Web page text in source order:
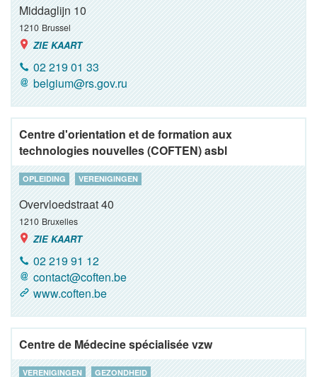
Middaglijn 10
1210 Brussel
ZIE KAART
02 219 01 33
belgium@rs.gov.ru
Centre d'orientation et de formation aux
technologies nouvelles (COFTEN) asbl
OPLEIDING VERENIGINGEN
Overvloedstraat 40
1210 Bruxelles
ZIE KAART
02 219 91 12
contact@coften.be
www.coften.be
Centre de Médecine spécialisée vzw
VERENIGINGEN GEZONDHEID